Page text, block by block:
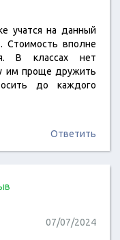
учатся на данный
вполне
В классах нет
им проще дружить
до каждого
Ответить
07/07/2024